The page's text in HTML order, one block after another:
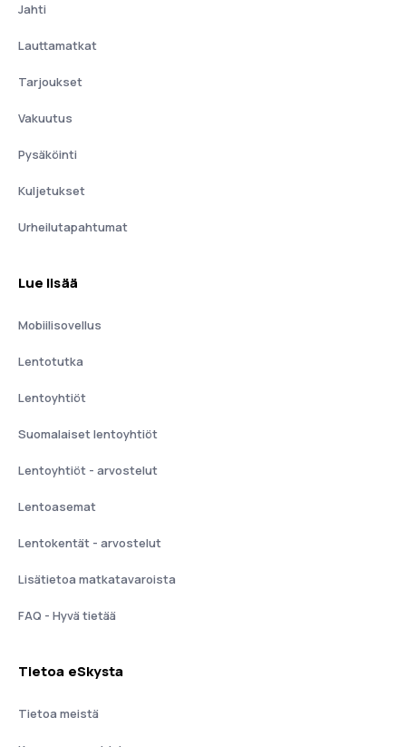
Jahti
Lauttamatkat
Tarjoukset
Vakuutus
Pysäköinti
Kuljetukset
Urheilutapahtumat
Lue lisää
Mobiilisovellus
Lentotutka
Lentoyhtiöt
Suomalaiset lentoyhtiöt
Lentoyhtiöt - arvostelut
Lentoasemat
Lentokentät - arvostelut
Lisätietoa matkatavaroista
FAQ - Hyvä tietää
Tietoa eSkysta
Tietoa meistä